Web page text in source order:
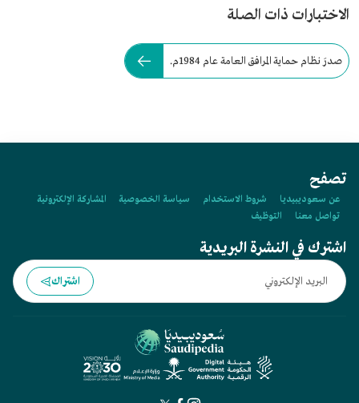
الاختبارات ذات الصلة
صدرَ نظام حماية المرافق العامة عام 1984م.
تصفح
عن سعوديبيديا شروط الاستخدام سياسة الخصوصية
المشاركة الإلكترونية
تواصل معنا
التوظيف
اشترك في النشرة البريدية
اشتراك